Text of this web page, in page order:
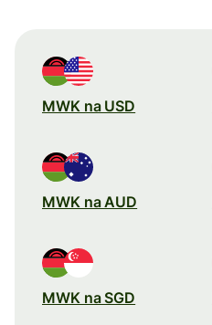
MWK na USD
MWK na AUD
MWK na SGD